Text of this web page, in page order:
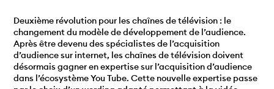
Deuxième révolution pour les chaînes de télévision : le
changement du modèle de développement de l’audience.
Après être devenu des spécialistes de l’acquisition
d’audience sur internet, les chaînes de télévision doivent
désormais gagner en expertise sur l’acquisition d’audience
dans l’écosystème You Tube. Cette nouvelle expertise passe